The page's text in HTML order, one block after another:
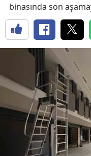
binasında son